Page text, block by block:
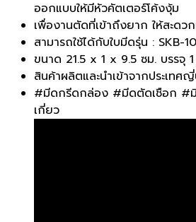
ออกแบบให้มีหัวคัตเตอร์โค้งงุ้ม
เพื่องานตัดที่เข้าถึงยาก ให้สะดว
สามารถใช้ได้กับใบมีดรุ่น : SKB-10
ขนาด 21.5 x 1 x 9.5 ซม. บรรจุ
สินค้าผลิตและนำเข้าจากประเทศ
#มีดกรีดกล่อง #มีดตัดเชือก #
เกี่ยว